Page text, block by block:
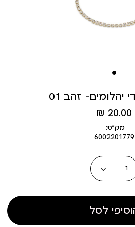
מחיר
מוצר
20.00 ₪
מק״ט:
6002201779
כמות
לסל